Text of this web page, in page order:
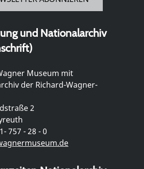
und Nationalarchiv
Museum mit
der Richard-Wagner-
2
757 - 28 - 0